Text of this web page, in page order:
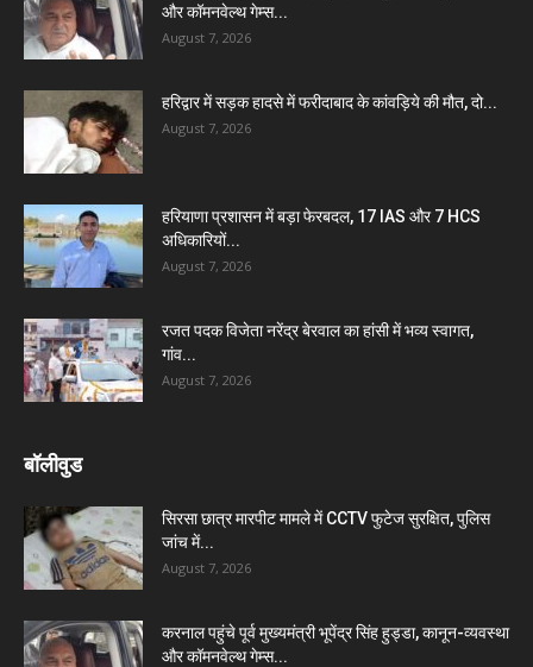
और कॉमनवेल्थ गेम्स...
August 7, 2026
हरिद्वार में सड़क हादसे में फरीदाबाद के कांवड़िये की मौत, दो...
August 7, 2026
हरियाणा प्रशासन में बड़ा फेरबदल, 17 IAS और 7 HCS
अधिकारियों...
August 7, 2026
रजत पदक विजेता नरेंद्र बेरवाल का हांसी में भव्य स्वागत,
गांव...
August 7, 2026
बॉलीवुड
सिरसा छात्र मारपीट मामले में CCTV फुटेज सुरक्षित, पुलिस
जांच में...
August 7, 2026
करनाल पहुंचे पूर्व मुख्यमंत्री भूपेंद्र सिंह हुड्डा, कानून-व्यवस्था
और कॉमनवेल्थ गेम्स...